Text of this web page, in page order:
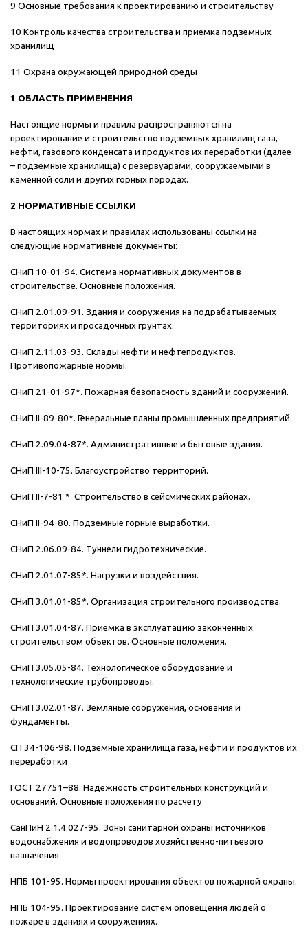
9 Основные требования к проектированию и строительству
10 Контроль качества строительства и приемка подземных
хранилищ
11 Охрана окружающей природной среды
1 ОБЛАСТЬ ПРИМЕНЕНИЯ
Настоящие нормы и правила распространяются на
проектирование и строительство подземных хранилищ газа,
нефти, газового конденсата и продуктов их переработки (далее
– подземные хранилища) с резервуарами, сооружаемыми в
каменной соли и других горных породах.
2 НОРМАТИВНЫЕ ССЫЛКИ
В настоящих нормах и правилах использованы ссылки на
следующие нормативные документы:
СНиП 10-01-94. Система нормативных документов в
строительстве. Основные положения.
СНиП 2.01.09-91. Здания и сооружения на подрабатываемых
территориях и просадочных грунтах.
СНиП 2.11.03-93. Склады нефти и нефтепродуктов.
Противопожарные нормы.
СНиП 21-01-97*. Пожарная безопасность зданий и сооружений.
СНиП II-89-80*. Генеральные планы промышленных предприятий.
СНиП 2.09.04-87*. Административные и бытовые здания.
СНиП III-10-75. Благоустройство территорий.
СНиП II-7-81 *. Строительство в сейсмических районах.
СНиП II-94-80. Подземные горные выработки.
СНиП 2.06.09-84. Туннели гидротехнические.
СНиП 2.01.07-85*. Нагрузки и воздействия.
СНиП 3.01.01-85*. Организация строительного производства.
СНиП 3.01.04-87. Приемка в эксплуатацию законченных
строительством объектов. Основные положения.
СНиП 3.05.05-84. Технологическое оборудование и
технологические трубопроводы.
СНиП 3.02.01-87. Земляные сооружения, основания и
фундаменты.
СП 34-106-98. Подземные хранилища газа, нефти и продуктов их
переработки
ГОСТ 27751–88. Надежность строительных конструкций и
оснований. Основные положения по расчету
СанПиН 2.1.4.027-95. Зоны санитарной охраны источников
водоснабжения и водопроводов хозяйственно-питьевого
назначения
НПБ 101-95. Нормы проектирования объектов пожарной охраны.
НПБ 104-95. Проектирование систем оповещения людей о
пожаре в зданиях и сооружениях.